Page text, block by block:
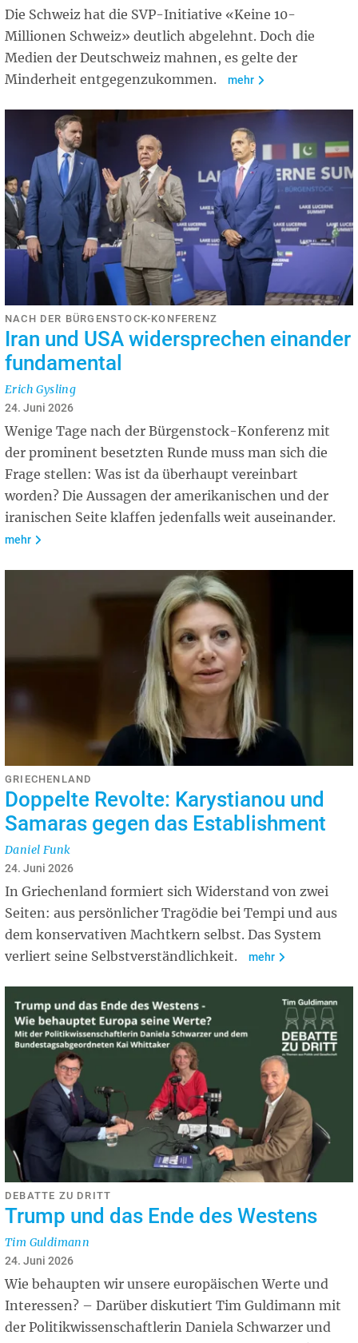
Die Schweiz hat die SVP-Initiative «Keine 10-
Millionen Schweiz» deutlich abgelehnt. Doch die
Medien der Deutschweiz mahnen, es gelte der
Minderheit entgegenzukommen.
mehr
NACH DER BÜRGENSTOCK-KONFERENZ
Iran und USA widersprechen einander
fundamental
Erich Gysling
24. Juni 2026
Wenige Tage nach der Bürgenstock-Konferenz mit
der prominent besetzten Runde muss man sich die
Frage stellen: Was ist da überhaupt vereinbart
worden? Die Aussagen der amerikanischen und der
iranischen Seite klaffen jedenfalls weit auseinander.
mehr
GRIECHENLAND
Doppelte Revolte: Karystianou und
Samaras gegen das Establishment
Daniel Funk
24. Juni 2026
In Griechenland formiert sich Widerstand von zwei
Seiten: aus persönlicher Tragödie bei Tempi und aus
dem konservativen Machtkern selbst. Das System
verliert seine Selbstverständlichkeit.
mehr
DEBATTE ZU DRITT
Trump und das Ende des Westens
Tim Guldimann
24. Juni 2026
Wie behaupten wir unsere europäischen Werte und
Interessen? – Darüber diskutiert Tim Guldimann mit
der Politikwissenschaftlerin Daniela Schwarzer und